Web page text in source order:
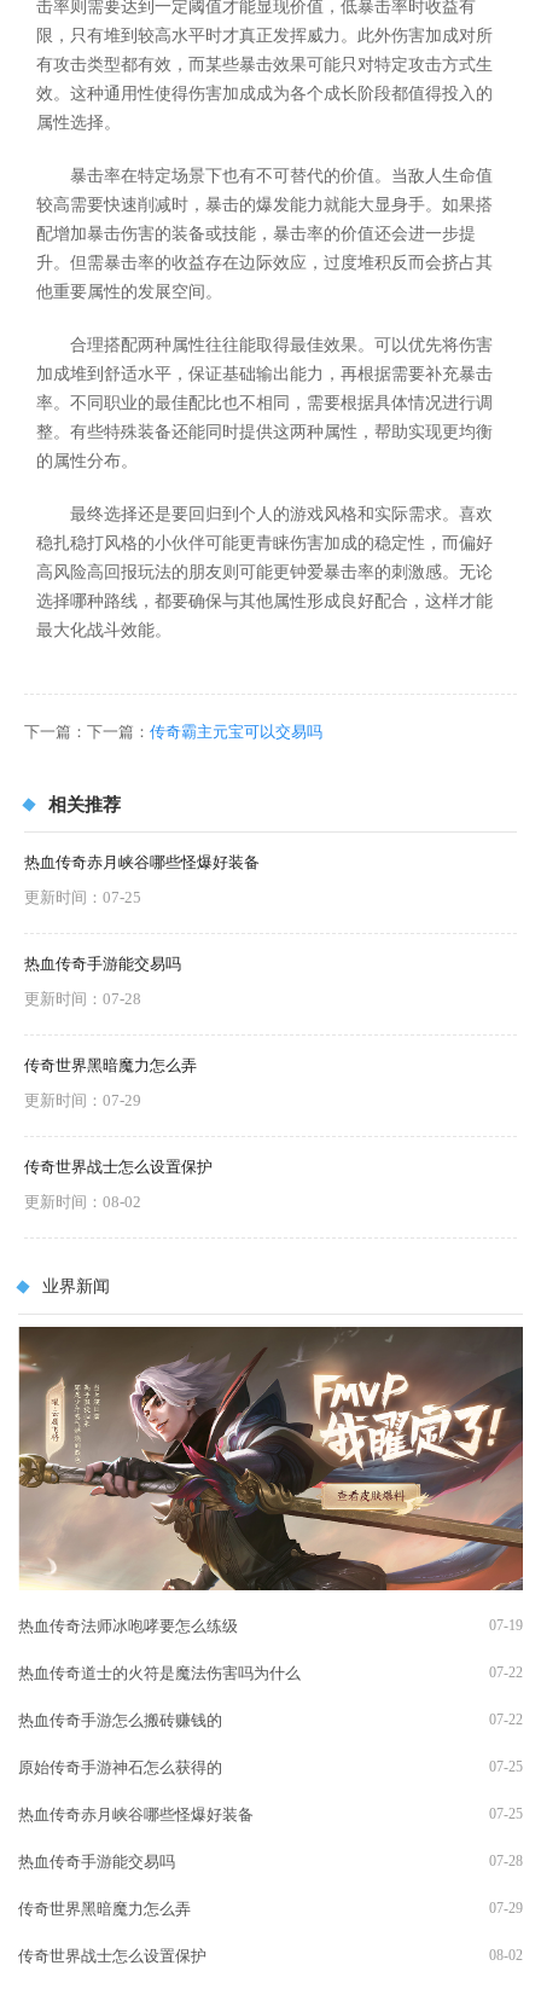
击率则需要达到一定阈值才能显现价值，低暴击率时收益有
限，只有堆到较高水平时才真正发挥威力。此外伤害加成对所
有攻击类型都有效，而某些暴击效果可能只对特定攻击方式生
效。这种通用性使得伤害加成成为各个成长阶段都值得投入的
属性选择。
暴击率在特定场景下也有不可替代的价值。当敌人生命值
较高需要快速削减时，暴击的爆发能力就能大显身手。如果搭
配增加暴击伤害的装备或技能，暴击率的价值还会进一步提
升。但需暴击率的收益存在边际效应，过度堆积反而会挤占其
他重要属性的发展空间。
合理搭配两种属性往往能取得最佳效果。可以优先将伤害
加成堆到舒适水平，保证基础输出能力，再根据需要补充暴击
率。不同职业的最佳配比也不相同，需要根据具体情况进行调
整。有些特殊装备还能同时提供这两种属性，帮助实现更均衡
的属性分布。
最终选择还是要回归到个人的游戏风格和实际需求。喜欢
稳扎稳打风格的小伙伴可能更青睐伤害加成的稳定性，而偏好
高风险高回报玩法的朋友则可能更钟爱暴击率的刺激感。无论
选择哪种路线，都要确保与其他属性形成良好配合，这样才能
最大化战斗效能。
下一篇：下一篇： 传奇霸主元宝可以交易吗
相关推荐
热血传奇赤月峡谷哪些怪爆好装备
更新时间：07-25
热血传奇手游能交易吗
更新时间：07-28
传奇世界黑暗魔力怎么弄
更新时间：07-29
传奇世界战士怎么设置保护
更新时间：08-02
业界新闻
热血传奇法师冰咆哮要怎么练级 07-19
热血传奇道士的火符是魔法伤害吗为什么 07-22
热血传奇手游怎么搬砖赚钱的 07-22
原始传奇手游神石怎么获得的 07-25
热血传奇赤月峡谷哪些怪爆好装备 07-25
热血传奇手游能交易吗 07-28
传奇世界黑暗魔力怎么弄 07-29
传奇世界战士怎么设置保护 08-02